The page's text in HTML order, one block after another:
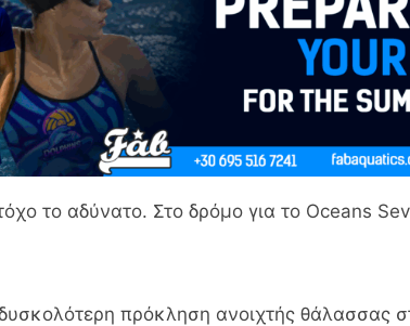
το αδύνατο. Στο δρόμο για το Oceans
πρόκληση ανοιχτής